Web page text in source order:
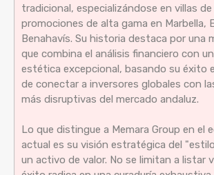
tradicional, especializándose en villas
promociones de alta gama en Marbella,
Benahavís. Su historia destaca por una
que combina el análisis financiero con
estética excepcional, basando su éxito
de conectar a inversores globales con
más disruptivas del mercado andaluz.
Lo que distingue a Memara Group en el
actual es su visión estratégica del
un activo de valor. No se limitan a listar